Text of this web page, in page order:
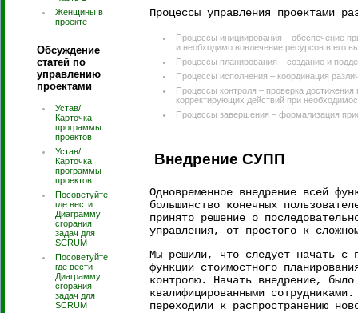
Женщины в
проекте
Обсуждение
статей по
управлению
проектами
Устав/
Карточка
программы
проектов
Устав/
Карточка
программы
проектов
Посоветуйте
где вести
Диаграмму
сгорания
задач для
SCRUM
Посоветуйте
где вести
Диаграмму
сгорания
задач для
SCRUM
Процессы управления проектами
Процессы инициирования – обеспечение
и необходимо вовлечение ресурсов в его
Процессы планирования – создание и
Процессы исполнения – координация
Процессы контроля – проверка
корректирующих действий при
Процессы завершения – формализация
Внедрение СУПП
Одновременное внедрение всей
большинство конечных
принято решение о
управления, от простого к
Мы решили, что следует начать с
функции стоимостного
контролю. Начать внедрение,
квалифицированными
переходили к распространению